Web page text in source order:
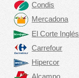
Condis
Mercadona
El Corte Inglés
Carrefour
Hipercor